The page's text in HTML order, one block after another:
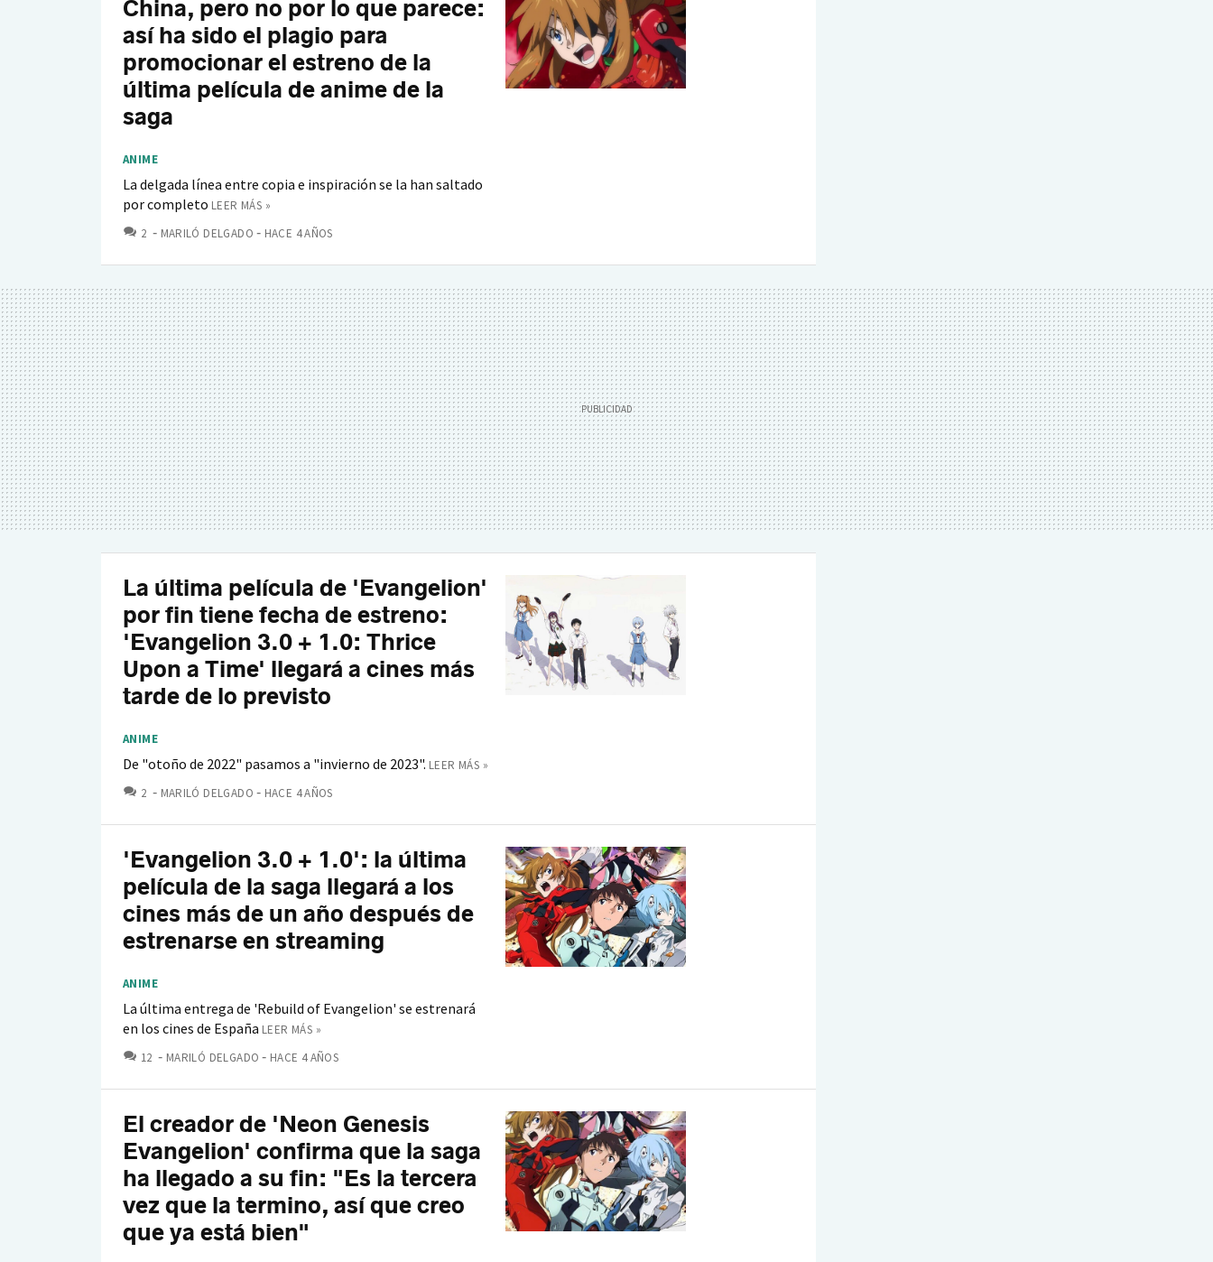
China, pero no por lo que parece:
así ha sido el plagio para
promocionar el estreno de la
última película de anime de la
saga
ANIME
La delgada línea entre copia e inspiración se la han saltado
por completo LEER MÁS »
2 COMENTARIOS
MARILÓ DELGADO HACE 4 AÑOS
La última película de 'Evangelion'
por fin tiene fecha de estreno:
'Evangelion 3.0 + 1.0: Thrice
Upon a Time' llegará a cines más
tarde de lo previsto
ANIME
De "otoño de 2022" pasamos a "invierno de 2023". LEER MÁS »
2 COMENTARIOS
MARILÓ DELGADO HACE 4 AÑOS
'Evangelion 3.0 + 1.0': la última
película de la saga llegará a los
cines más de un año después de
estrenarse en streaming
ANIME
La última entrega de 'Rebuild of Evangelion' se estrenará
en los cines de España LEER MÁS »
12 COMENTARIOS
MARILÓ DELGADO HACE 4 AÑOS
El creador de 'Neon Genesis
Evangelion' confirma que la saga
ha llegado a su fin: "Es la tercera
vez que la termino, así que creo
que ya está bien"